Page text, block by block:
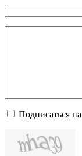
Подписаться